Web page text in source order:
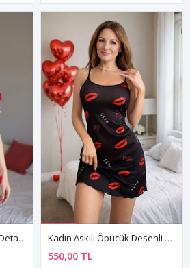
Kadın Kısa Şortlu Fiyonk Detaylı Çilekli Büstiyer Mini Pembe Pijama Takım Kadın Askılı Öpücük Desenli Siyah Mini Gecelik Elbise
550,00 TL